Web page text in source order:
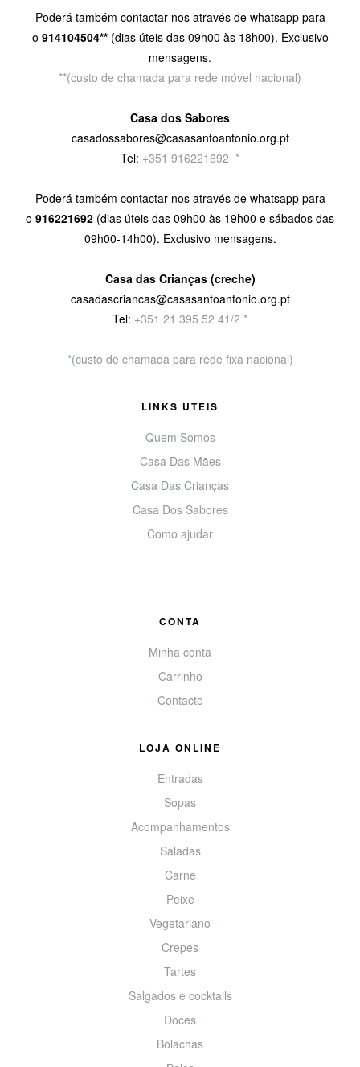
Poderá também contactar-nos através de whatsapp para
o 914104504** (dias úteis das 09h00 às 18h00). Exclusivo
mensagens.
**(custo de chamada para rede móvel nacional)
Casa dos Sabores
casadossabores@casasantoantonio.org.pt
Tel: +351 916221692 *
Poderá também contactar-nos através de whatsapp para
o 916221692 (dias úteis das 09h00 às 19h00 e sábados das
09h00-14h00). Exclusivo mensagens.
Casa das Crianças (creche)
casadascriancas@casasantoantonio.org.pt
Tel: +351 21 395 52 41/2 *
*(custo de chamada para rede fixa nacional)
LINKS UTEIS
Quem Somos
Casa Das Mães
Casa Das Crianças
Casa Dos Sabores
Como ajudar
CONTA
Minha conta
Carrinho
Contacto
LOJA ONLINE
Entradas
Sopas
Acompanhamentos
Saladas
Carne
Peixe
Vegetariano
Crepes
Tartes
Salgados e cocktails
Doces
Bolachas